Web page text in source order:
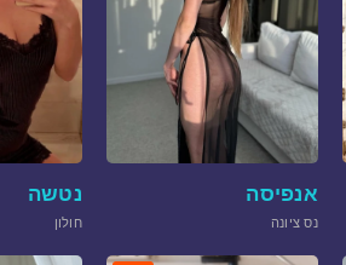
נטשה
חולון
אנפיסה
נס ציונה